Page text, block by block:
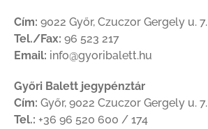
Cím: 9022 Győr, Czuczor Gergely u. 7.
Tel./Fax: 96 523 217
Email: info@gyoribalett.hu
Győri Balett jegypénztár
Cím: Győr, 9022 Czuczor Gergely u. 7.
Tel.: +36 96 520 600 / 174